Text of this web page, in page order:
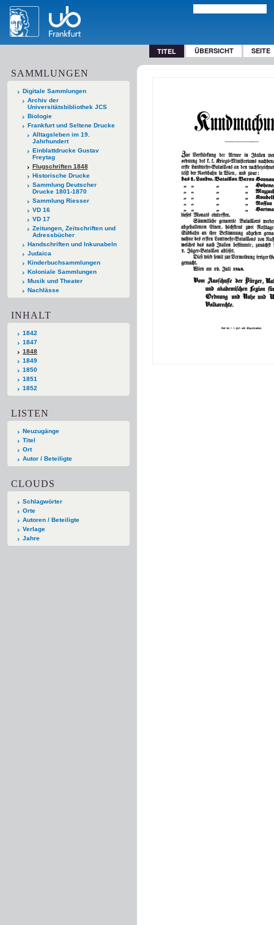
TITEL ÜBERSICHT SEITE
SAMMLUNGEN
Digitale Sammlungen
Archiv der
Universitätsbibliothek JCS
Biologie
Frankfurt und Seltene Drucke
Alltagsleben im 19.
Jahrhundert
Einblattdrucke Gustav
Freytag
Flugschriften 1848
Historische Drucke
Sammlung Deutscher
Drucke 1801-1870
Sammlung Riesser
VD 16
VD 17
Zeitungen, Zeitschriften und
Adressbücher
Handschriften und Inkunabeln
Judaica
Kinderbuchsammlungen
Koloniale Sammlungen
Musik und Theater
Nachlässe
INHALT
1842
1847
1848
1849
1850
1851
1852
LISTEN
Neuzugänge
Titel
Ort
Autor / Beteiligte
CLOUDS
Schlagwörter
Orte
Autoren / Beteiligte
Verlage
Jahre